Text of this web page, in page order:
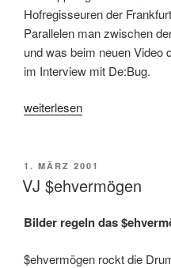
Hofregisseuren der
Parallelen man zwischen
und was beim neuen Video
im Interview mit De:Bug.
„Oliver
Michel
Klökorn:
ffür
weiterlesen
VERÖFFENTLICHT
AM
1. MÄRZ 2001
VJ $ehvermögen
Bilder regeln das
$ehvermögen rockt die